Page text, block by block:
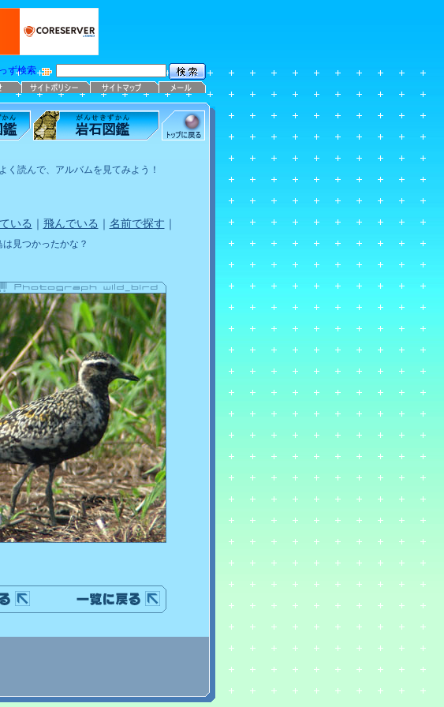
ず検索
く読んで、アルバムを見てみよう！
いる 飛んでいる 名前で探す
見つかったかな？